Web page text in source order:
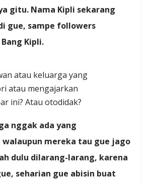
gitu. Nama Kipli sekarang
gue, sampe followers
Kipli.
atau keluarga yang
atau mengajarkan
ini? Atau otodidak?
nggak ada yang
mereka tau gue jago
dulu dilarang-larang, karena
seharian gue abisin buat